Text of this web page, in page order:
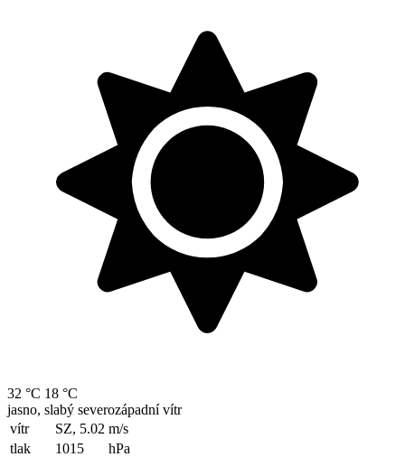
32 °C 18 °C
jasno, slabý severozápadní vítr
vítr
SZ, 5.02 m/s
tlak
1015
hPa